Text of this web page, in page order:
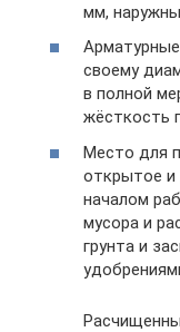
мм,
своему
в полной
жёсткость
Место для
открытое и
началом
мусора и
грунта и